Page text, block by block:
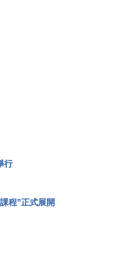
行
程”正式展開